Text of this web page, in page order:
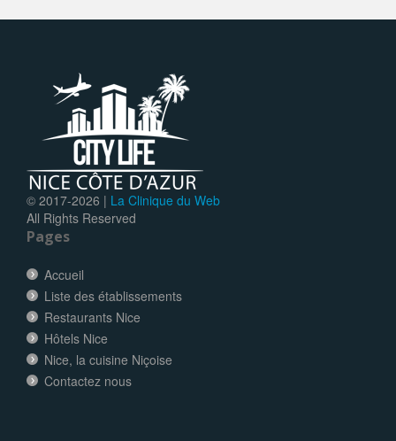
© 2017-2026 | La Clinique du Web
All Rights Reserved
Pages
Accueil
Liste des établissements
Restaurants Nice
Hôtels Nice
Nice, la cuisine Niçoise
Contactez nous